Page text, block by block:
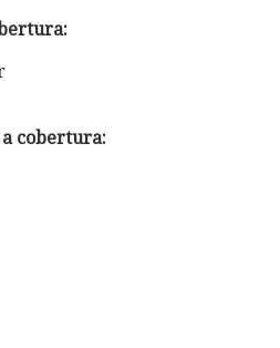
cobertura: